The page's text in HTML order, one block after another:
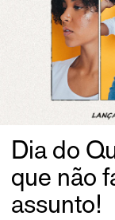
Dia do
que não
assunto!